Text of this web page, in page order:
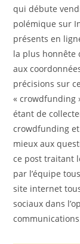
qui débute
polémique sur
présents en
la plus honnête
aux
précisions sur
« crowdfunding
étant de
crowdfunding
mieux aux
ce post traitant
par l’équipe
site internet
sociaux dans